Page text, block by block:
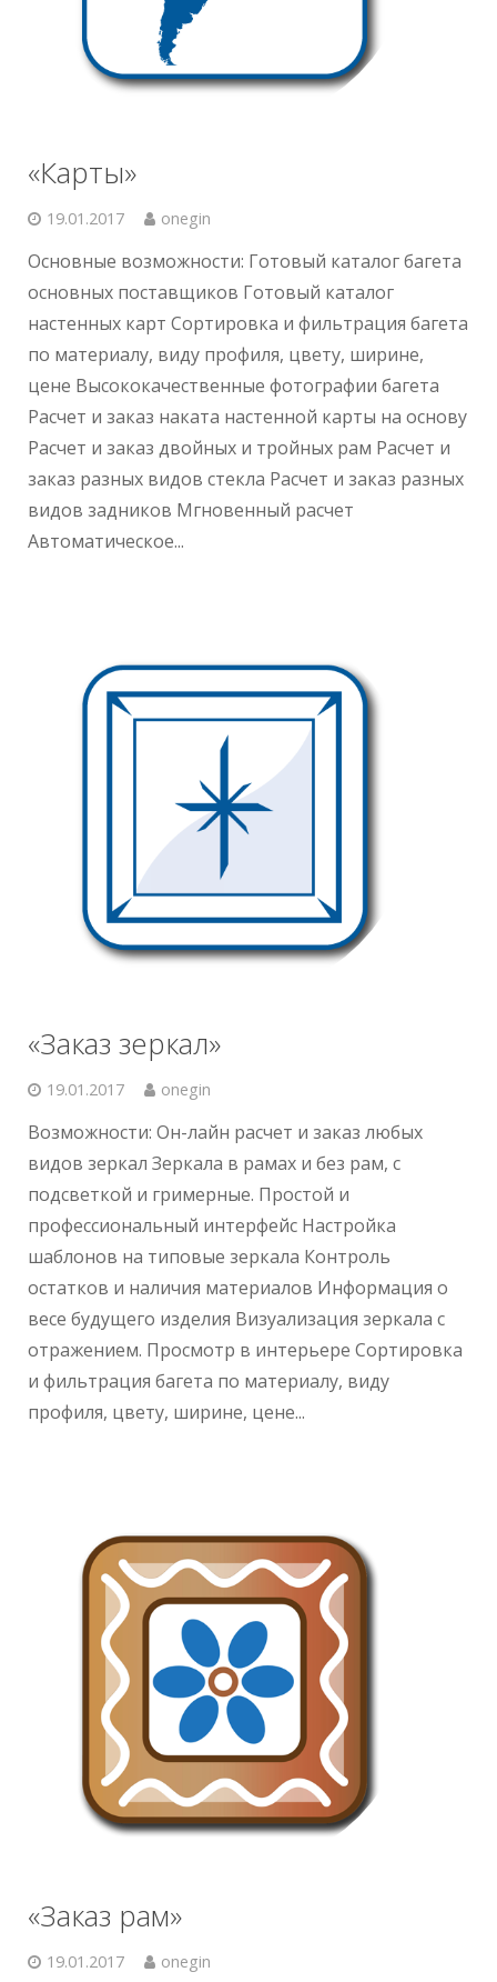
«Карты»
19.01.2017 onegin
Основные возможности: Готовый каталог багета
основных поставщиков Готовый каталог
настенных карт Сортировка и фильтрация багета
по материалу, виду профиля, цвету, ширине,
цене Высококачественные фотографии багета
Расчет и заказ наката настенной карты на основу
Расчет и заказ двойных и тройных рам Расчет и
заказ разных видов стекла Расчет и заказ разных
видов задников Мгновенный расчет
Автоматическое...
«Заказ зеркал»
19.01.2017 onegin
Возможности: Он-лайн расчет и заказ любых
видов зеркал Зеркала в рамах и без рам, с
подсветкой и гримерные. Простой и
профессиональный интерфейс Настройка
шаблонов на типовые зеркала Контроль
остатков и наличия материалов Информация о
весе будущего изделия Визуализация зеркала с
отражением. Просмотр в интерьере Сортировка
и фильтрация багета по материалу, виду
профиля, цвету, ширине, цене...
«Заказ рам»
19.01.2017 onegin